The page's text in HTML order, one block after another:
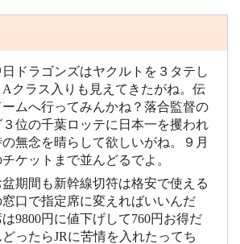
ドラゴンズはヤクルトを３タテし
クラス入りも見えてきたがね。伝
ムへ行ってみんかね？落合監督の
位の千葉ロッテに日本一を攫われ
無念を晴らして欲しいがね。９月
ケットまで並んどるでよ。
期間も新幹線切符は格安で使える
口で指定席に変えればいいんだ
9800円に値下げして760円お得だ
ったらJRに苦情を入れたってち